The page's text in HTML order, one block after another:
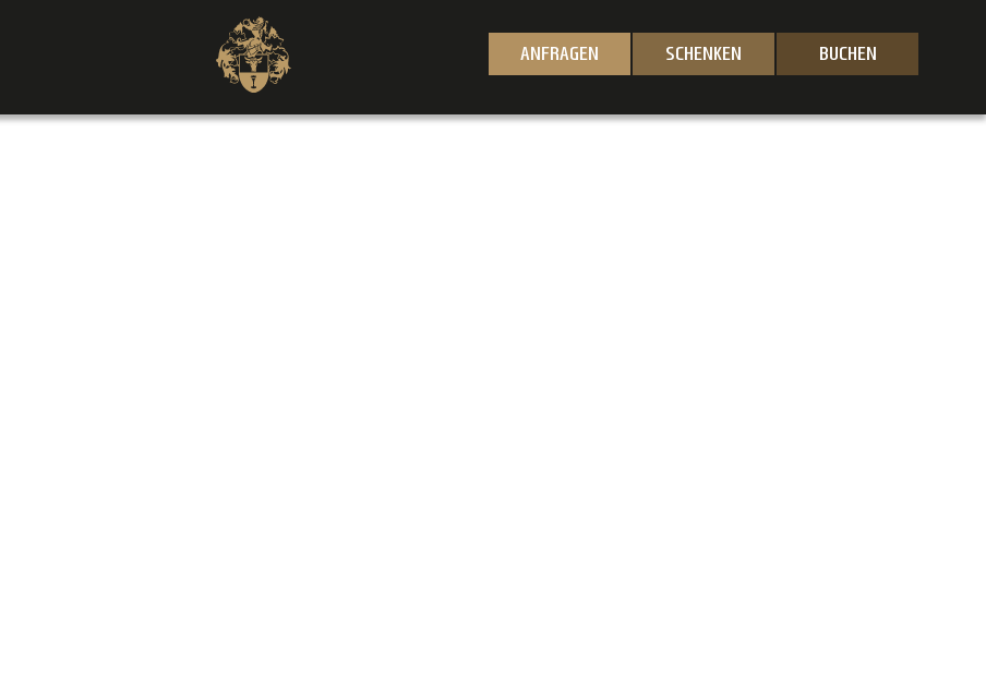
ANFRAGEN SCHENKEN BUCHEN